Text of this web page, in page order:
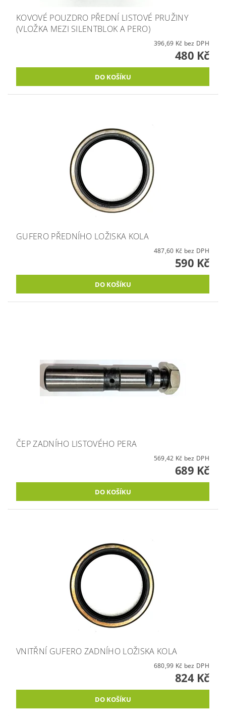
KOVOVÉ POUZDRO PŘEDNÍ LISTOVÉ PRUŽINY
(VLOŽKA MEZI SILENTBLOK A PERO)
396,69 Kč bez DPH
480 Kč
GUFERO PŘEDNÍHO LOŽISKA KOLA
487,60 Kč bez DPH
590 Kč
ČEP ZADNÍHO LISTOVÉHO PERA
569,42 Kč bez DPH
689 Kč
VNITŘNÍ GUFERO ZADNÍHO LOŽISKA KOLA
680,99 Kč bez DPH
824 Kč